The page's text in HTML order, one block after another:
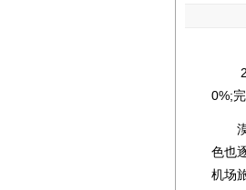
0%;
漠
色也
机场